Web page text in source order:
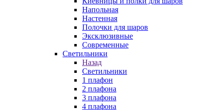
Напольная
Настенная
Полочки для шаров
Эксклюзивные
Современные
Светильники
Назад
Светильники
1 плафон
2 плафона
3 плафона
4 плафона